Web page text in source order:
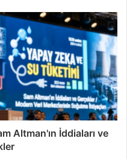
Altman'ın İddiaları ve